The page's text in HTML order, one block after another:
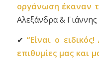
οργάνωση έκαναν
Αλεξάνδρα & Γιάννης
✔“Είναι ο
επιθυμίες μας και